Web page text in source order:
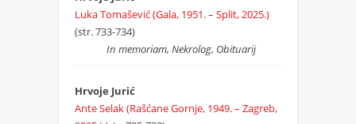
Luka Tomašević (Gala, 1951. – Split, 2025.)
(str. 733-734)
In memoriam, Nekrolog, Obituarij
Hrvoje Jurić
Ante Selak (Rašćane Gornje, 1949. – Zagreb,